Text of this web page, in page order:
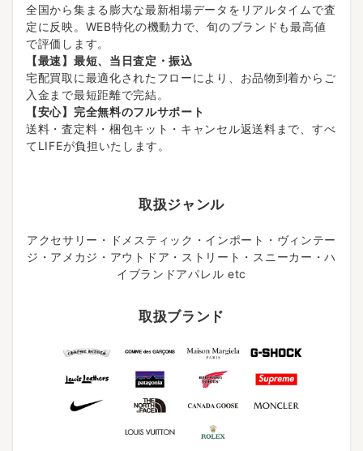
全国から集まる膨大な最新相場データをリアルタイムで査
定に反映。WEB特化の機動力で、旬のブランドも最高値
で評価します。
【最速】最短、当日査定・振込
宅配買取に最適化されたフローにより、お品物到着からご
入金まで最短距離で完結。
【安心】完全無料のフルサポート
送料・査定料・梱包キット・キャンセル返送料まで、すべ
てLIFEが負担いたします。
取扱ジャンル
アクセサリー・ドメスティック・インポート・ヴィンテー
ジ・アメカジ・アウトドア・ストリート・スニーカー・ハ
イブランドアパレル etc
取扱ブランド